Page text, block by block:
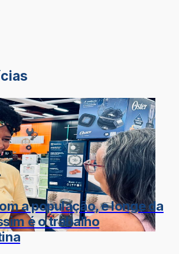
a população, e longe da
é o trabalho